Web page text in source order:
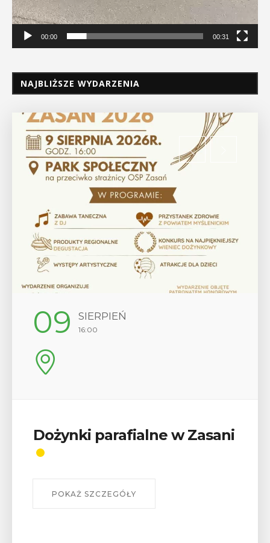
00:00 00:31
NAJBLIŻSZE WYDARZENIA
09 SIERPIEŃ
16:00
Dożynki parafialne w Zasani
POKAŻ SZCZEGÓŁY